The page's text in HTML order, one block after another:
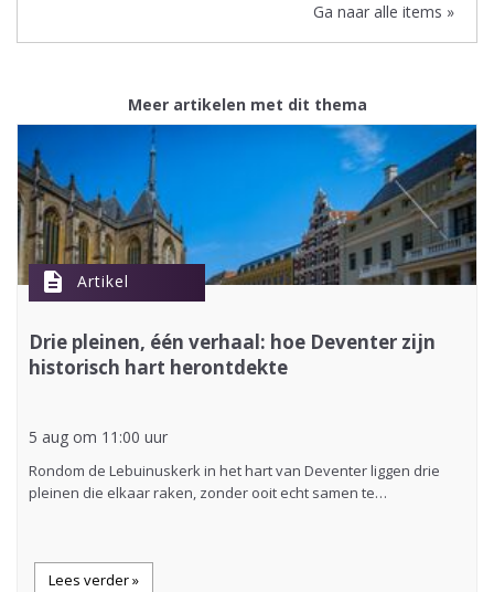
Ga naar alle items »
Meer artikelen met dit thema
description Artikel
Drie pleinen, één verhaal: hoe Deventer zijn
historisch hart herontdekte
5 aug om 11:00 uur
Rondom de Lebuinuskerk in het hart van Deventer liggen drie
pleinen die elkaar raken, zonder ooit echt samen te…
Lees verder »